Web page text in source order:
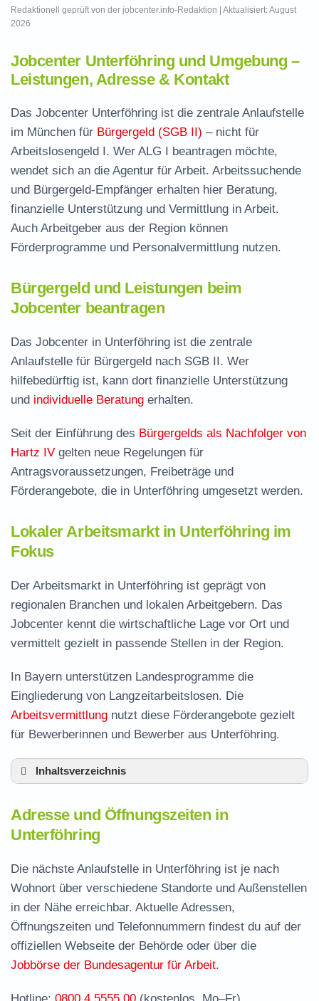
Redaktionell geprüft von der jobcenter.info-Redaktion | Aktualisiert: August
2026
Jobcenter Unterföhring und Umgebung –
Leistungen, Adresse & Kontakt
Das Jobcenter Unterföhring ist die zentrale Anlaufstelle
im München für Bürgergeld (SGB II) – nicht für
Arbeitslosengeld I. Wer ALG I beantragen möchte,
wendet sich an die Agentur für Arbeit. Arbeitssuchende
und Bürgergeld-Empfänger erhalten hier Beratung,
finanzielle Unterstützung und Vermittlung in Arbeit.
Auch Arbeitgeber aus der Region können
Förderprogramme und Personalvermittlung nutzen.
Bürgergeld und Leistungen beim
Jobcenter beantragen
Das Jobcenter in Unterföhring ist die zentrale
Anlaufstelle für Bürgergeld nach SGB II. Wer
hilfebedürftig ist, kann dort finanzielle Unterstützung
und individuelle Beratung erhalten.
Seit der Einführung des Bürgergelds als Nachfolger von
Hartz IV gelten neue Regelungen für
Antragsvoraussetzungen, Freibeträge und
Förderangebote, die in Unterföhring umgesetzt werden.
Lokaler Arbeitsmarkt in Unterföhring im
Fokus
Der Arbeitsmarkt in Unterföhring ist geprägt von
regionalen Branchen und lokalen Arbeitgebern. Das
Jobcenter kennt die wirtschaftliche Lage vor Ort und
vermittelt gezielt in passende Stellen in der Region.
In Bayern unterstützen Landesprogramme die
Eingliederung von Langzeitarbeitslosen. Die
Arbeitsvermittlung nutzt diese Förderangebote gezielt
für Bewerberinnen und Bewerber aus Unterföhring.
Inhaltsverzeichnis
Leistungen der Arbeitsvermittlung in
Unterföhring
Termin vereinbaren und Bürgergeld beantragen
Jobcenter München – zuständige Stelle
Häufige Fragen rund ums Jobcenter
Adresse und Öffnungszeiten in
Unterföhring
Die nächste Anlaufstelle in Unterföhring ist je nach
Wohnort über verschiedene Standorte und Außenstellen
in der Nähe erreichbar. Aktuelle Adressen,
Öffnungszeiten und Telefonnummern findest du auf der
offiziellen Webseite der Behörde oder über die
Jobbörse der Bundesagentur für Arbeit.